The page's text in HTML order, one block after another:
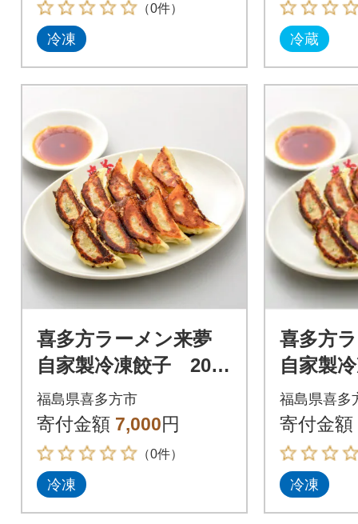
（0件）
冷凍 冷蔵
喜多方ラーメン来夢
自家製冷凍餃子 20個
入り
福島県喜多方市
寄付金額 7,000円
（0件）
冷凍
喜多方
自家製
入り
福島県喜多
寄付金額
冷凍